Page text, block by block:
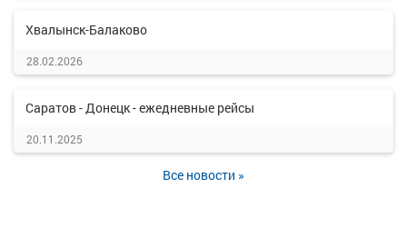
Хвалынск-Балаково
28.02.2026
Саратов - Донецк - ежедневные рейсы
20.11.2025
Все новости »